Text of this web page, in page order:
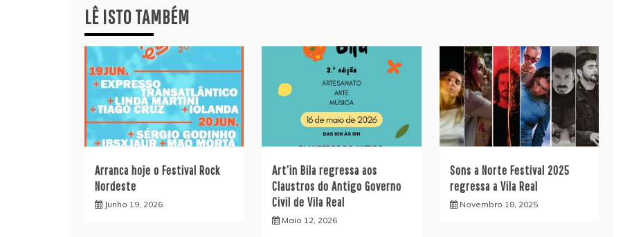
artigos
LÊ ISTO TAMBÉM
Arranca hoje o Festival Rock
Nordeste
Junho 19, 2026
Art’in Bila regressa aos
Claustros do Antigo Governo
Civil de Vila Real
Maio 12, 2026
Sons a Norte Festival 2025
regressa a Vila Real
Novembro 18, 2025